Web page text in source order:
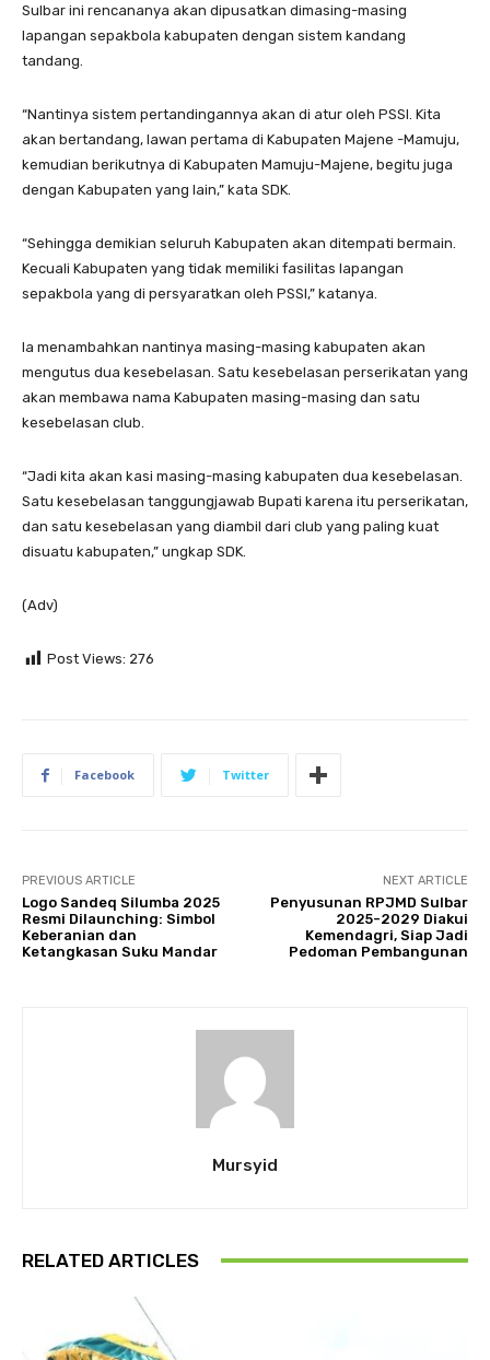
Sulbar ini rencananya akan dipusatkan dimasing-masing
lapangan sepakbola kabupaten dengan sistem kandang
tandang.
“Nantinya sistem pertandingannya akan di atur oleh PSSI. Kita
akan bertandang, lawan pertama di Kabupaten Majene -Mamuju,
kemudian berikutnya di Kabupaten Mamuju-Majene, begitu juga
dengan Kabupaten yang lain,” kata SDK.
“Sehingga demikian seluruh Kabupaten akan ditempati bermain.
Kecuali Kabupaten yang tidak memiliki fasilitas lapangan
sepakbola yang di persyaratkan oleh PSSI,” katanya.
Ia menambahkan nantinya masing-masing kabupaten akan
mengutus dua kesebelasan. Satu kesebelasan perserikatan yang
akan membawa nama Kabupaten masing-masing dan satu
kesebelasan club.
“Jadi kita akan kasi masing-masing kabupaten dua kesebelasan.
Satu kesebelasan tanggungjawab Bupati karena itu perserikatan,
dan satu kesebelasan yang diambil dari club yang paling kuat
disuatu kabupaten,” ungkap SDK.
(Adv)
Post Views: 276
Facebook Twitter
PREVIOUS ARTICLE
Logo Sandeq Silumba 2025
Resmi Dilaunching: Simbol
Keberanian dan
Ketangkasan Suku Mandar
NEXT ARTICLE
Penyusunan RPJMD Sulbar
2025-2029 Diakui
Kemendagri, Siap Jadi
Pedoman Pembangunan
Mursyid
RELATED ARTICLES